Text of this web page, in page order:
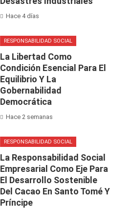
Hace 4 días
RESPONSABILIDAD SOCIAL
La Libertad Como
Condición Esencial Para El
Equilibrio Y La
Gobernabilidad
Democrática
Hace 2 semanas
RESPONSABILIDAD SOCIAL
La Responsabilidad Social
Empresarial Como Eje Para
El Desarrollo Sostenible
Del Cacao En Santo Tomé Y
Príncipe